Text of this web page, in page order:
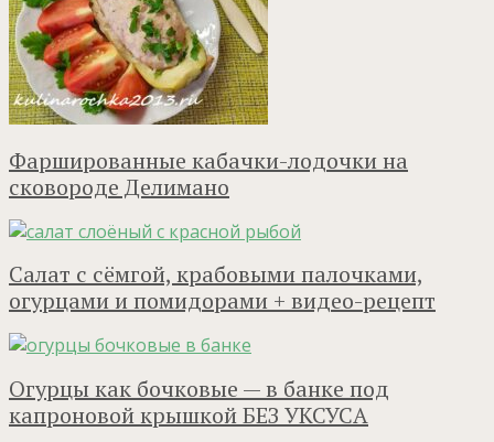
Фаршированные кабачки-лодочки на
сковороде Делимано
Салат с сёмгой, крабовыми палочками,
огурцами и помидорами + видео-рецепт
Огурцы как бочковые — в банке под
капроновой крышкой БЕЗ УКСУСА